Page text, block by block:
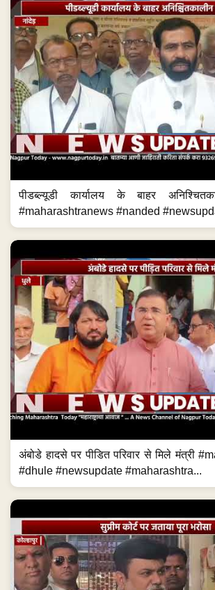
पीडब्ल्यूडी कार्यालय के बाहर
#maharashtranews #nanded
अंबोडे हादसे पर पीडित परिवार से मिले मंत्री
#dhule #newsupdate #maharashtra...